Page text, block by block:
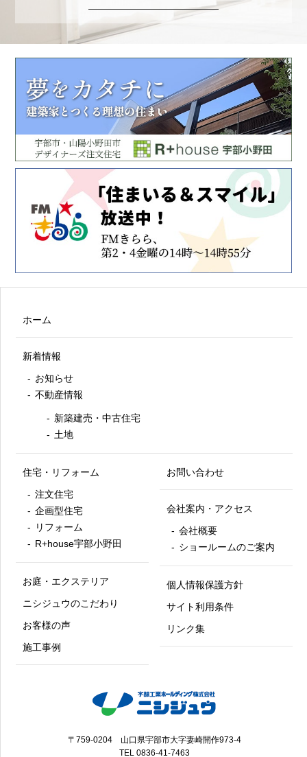
〒759-0204 山口県宇部市大字妻崎開作973-4
TEL 0836-41-7463
ホーム
新着情報
お知らせ
不動産情報
新築建売・中古住宅
土地
住宅・リフォーム
注文住宅
企画型住宅
リフォーム
R+house宇部小野田
お庭・エクステリア
ニシジュウのこだわり
お客様の声
施工事例
お問い合わせ
会社案内・アクセス
会社概要
ショールームのご案内
個人情報保護方針
サイト利用条件
リンク集